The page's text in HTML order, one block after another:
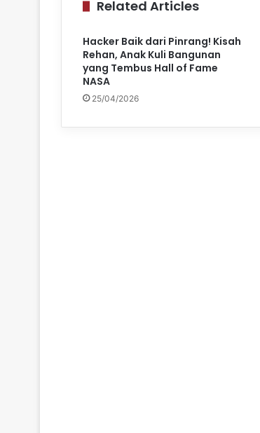
Related Articles
Hacker Baik dari Pinrang! Kisah
Rehan, Anak Kuli Bangunan
yang Tembus Hall of Fame
NASA
25/04/2026